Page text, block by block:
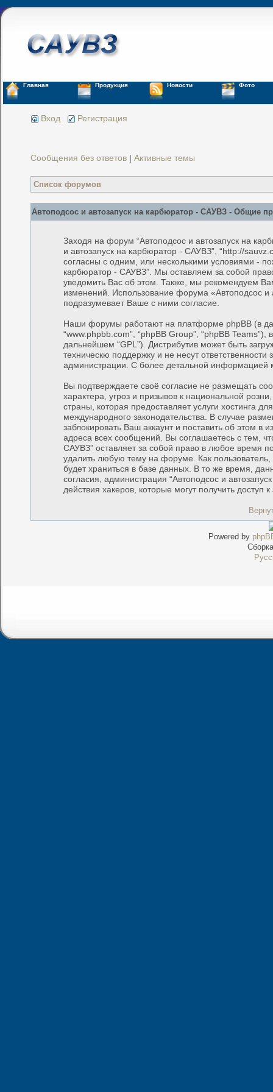
Главная Продукция Новости Фото
Вход Регистрация
Сообщения без ответов |Активные темы
Список форумов
Автоподсос и автозапуск на карбюратор - САУВЗ - Общие
Заходя на форум “Автоподсос и автозапуск на
и автозапуск на карбюратор - САУВЗ”, “http://
согласны с одним, или несколькими условиями -
карбюратор - САУВЗ”. Мы оставляем за собой
уведомить Вас об этом. Также, мы рекомендуем
изменений. Использование форума «Автоподсос
подразумевает Ваше с ними согласие.
Наши форумы работают на платформе phpBB (в
“www.phpbb.com”, “phpBB Group”, “phpBB
дальнейшем “GPL”). Дистрибутив может быть
техническю поддержку и не несут
администрации. С более детальной информацией
Вы подтверждаете своё согласие не размещать
характера, угроз и призывов к национальной
страны, которая предоставляет услуги хостинга
международного законодательства. В случае
заблокировать Ваш аккаунт и поставить об этом в
адреса всех сообщений. Вы соглашаетесь с тем,
САУВЗ” оставляет за собой право в любое время
удалить любую тему на форуме. Как
будет храниться в базе данных. В то же время,
согласия, администрация “Автоподсос и
действия хакеров, которые могут получить
Powered by